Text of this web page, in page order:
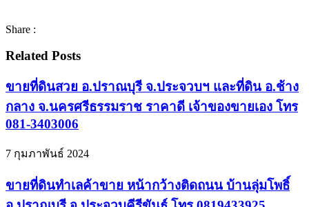
Share :
Related Posts
ขายที่ดินสวย อ.ปราณบุรี จ.ประจวบฯ และที่ดิน อ.ช้าง
กลาง จ.นครศรีธรรมราช ราคาดี เจ้าของขายเอง โทร
081-3403006
7 กุมภาพันธ์ 2024
ขายที่ดินทำเลค้าขาย หน้ากว้างติดถนน บ้านลุ่มโพธิ์